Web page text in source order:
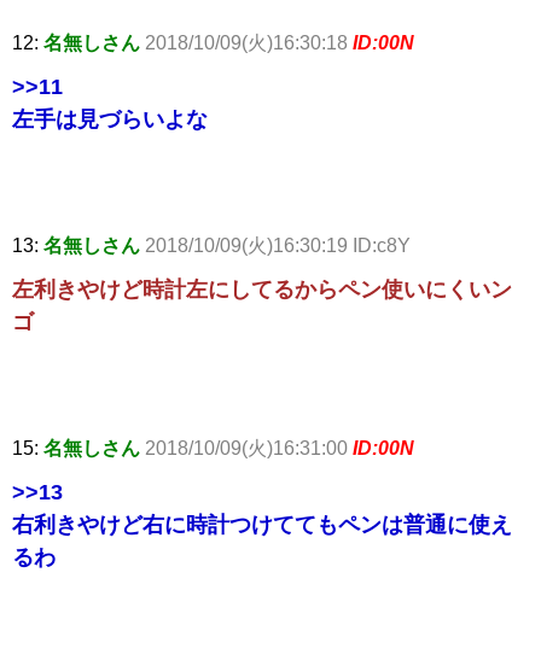
12: 名無しさん 2018/10/09(火)16:30:18 ID:00N
>>11
左手は見づらいよな
13: 名無しさん 2018/10/09(火)16:30:19 ID:c8Y
左利きやけど時計左にしてるからペン使いにくいン
ゴ
15: 名無しさん 2018/10/09(火)16:31:00 ID:00N
>>13
右利きやけど右に時計つけててもペンは普通に使え
るわ